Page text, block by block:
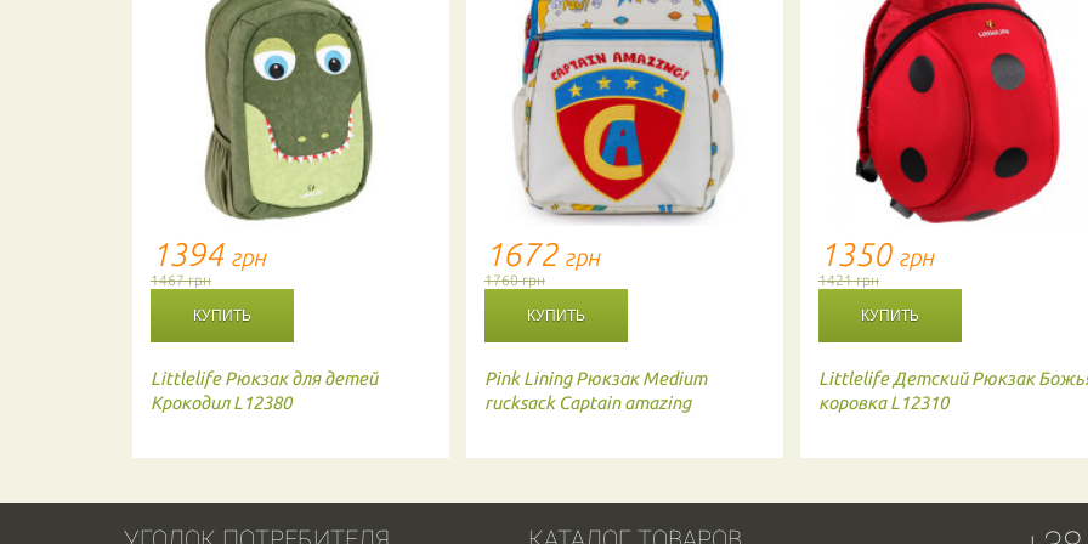
1394 грн
1467 грн
Littlelife Рюкзак для детей
Крокодил L12380
1672 грн
1760 грн
Pink Lining Рюкзак Medium
rucksack Captain amazing
1350 грн
1421 грн
Littlelife Детский Рюкзак
коровка L12310